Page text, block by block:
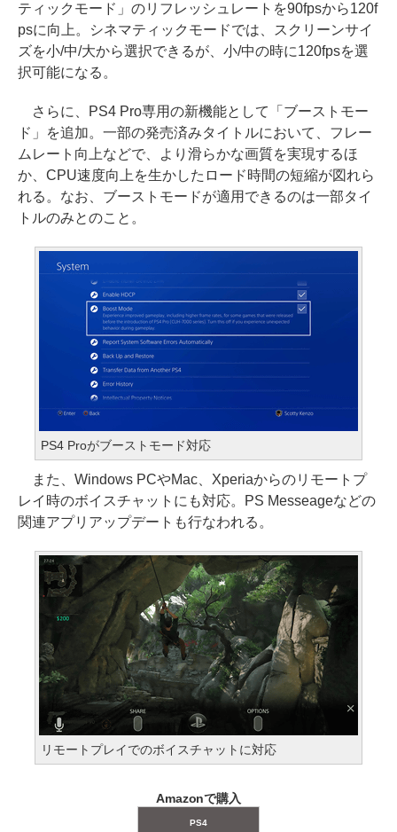
ティックモード」のリフレッシュレートを90fpsから120f
psに向上。シネマティックモードでは、スクリーンサイ
ズを小/中/大から選択できるが、小/中の時に120fpsを選
択可能になる。
さらに、PS4 Pro専用の新機能として「ブーストモー
ド」を追加。一部の発売済みタイトルにおいて、フレー
ムレート向上などで、より滑らかな画質を実現するほ
か、CPU速度向上を生かしたロード時間の短縮が図れら
れる。なお、ブーストモードが適用できるのは一部タイ
トルのみとのこと。
PS4 Proがブーストモード対応
また、Windows PCやMac、Xperiaからのリモートプ
レイ時のボイスチャットにも対応。PS Messeageなどの
関連アプリアップデートも行なわれる。
リモートプレイでのボイスチャットに対応
Amazonで購入
PS4